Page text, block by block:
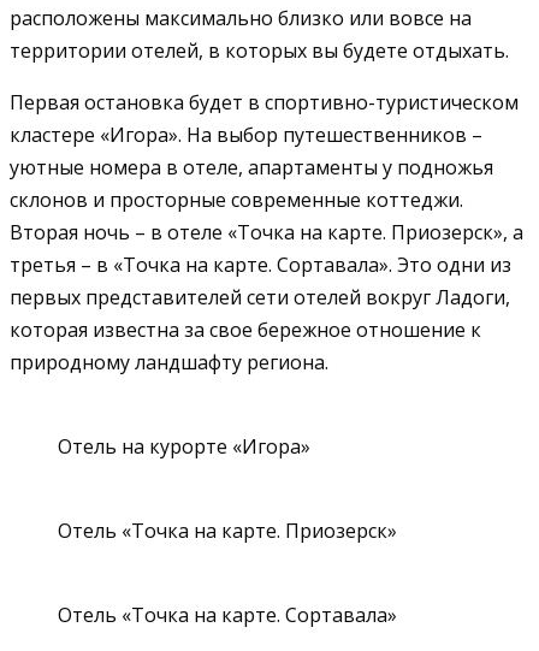
расположены максимально близко или вовсе на
территории отелей, в которых вы будете отдыхать.
Первая остановка будет в спортивно-туристическом
кластере «Игора». На выбор путешественников –
уютные номера в отеле, апартаменты у подножья
склонов и просторные современные коттеджи.
Вторая ночь – в отеле «Точка на карте. Приозерск», а
третья – в «Точка на карте. Сортавала». Это одни из
первых представителей сети отелей вокруг Ладоги,
которая известна за свое бережное отношение к
природному ландшафту региона.
Отель на курорте «Игора»
Отель «Точка на карте. Приозерск»
Отель «Точка на карте. Сортавала»